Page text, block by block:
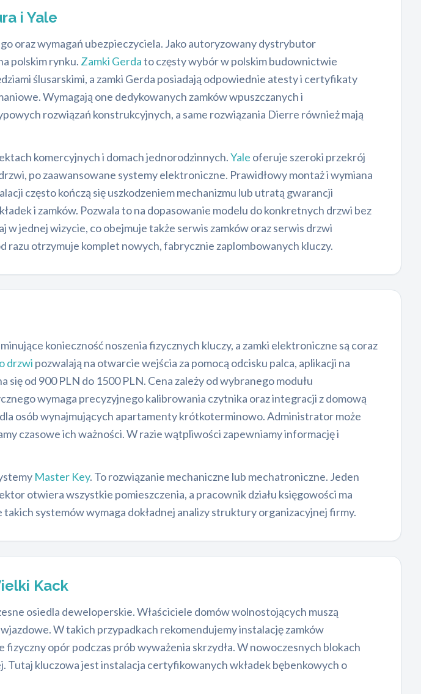
i Yale
oraz wymagań ubezpieczyciela. Jako autoryzowany dystrybutor
polskim rynku. Zamki Gerdato częsty wybór w polskim budownictwie
ślusarskimi, a zamki Gerda posiadają odpowiednie atesty i certyfikaty
Wymagają one dedykowanych zamków wpuszczanych i
rozwiązań konstrukcyjnych, a same rozwiązania Dierre również mają
komercyjnych i domach jednorodzinnych.Yale oferuje szeroki przekrój
po zaawansowane systemy elektroniczne. Prawidłowy montaż i wymiana
często kończą się uszkodzeniem mechanizmu lub utratą gwarancji
i zamków. Pozwala to na dopasowanie modelu do konkretnych drzwi bez
w jednej wizycie, co obejmuje także serwis zamków oraz serwis drzwi
razu otrzymuje komplet nowych, fabrycznie zaplombowanych kluczy.
konieczność noszenia fizycznych kluczy, a zamki elektroniczne są coraz
drzwi pozwalają na otwarcie wejścia za pomocą odcisku palca, aplikacji na
od 900 PLN do 1500 PLN. Cena zależy od wybranego modułu
wymaga precyzyjnego kalibrowania czytnika oraz integracji z domową
osób wynajmujących apartamenty krótkoterminowo. Administrator może
czasowe ich ważności. W razie wątpliwości zapewniamy informację i
Master Key. To rozwiązanie mechaniczne lub mechatroniczne. Jeden
otwiera wszystkie pomieszczenia, a pracownik działu księgowości ma
systemów wymaga dokładnej analizy struktury organizacyjnej firmy.
Kack
osiedla deweloperskie. Właściciele domów wolnostojących muszą
W takich przypadkach rekomendujemy instalację zamków
opór podczas prób wyważenia skrzydła. W nowoczesnych blokach
Tutaj kluczowa jest instalacja certyfikowanych wkładek bębenkowych o